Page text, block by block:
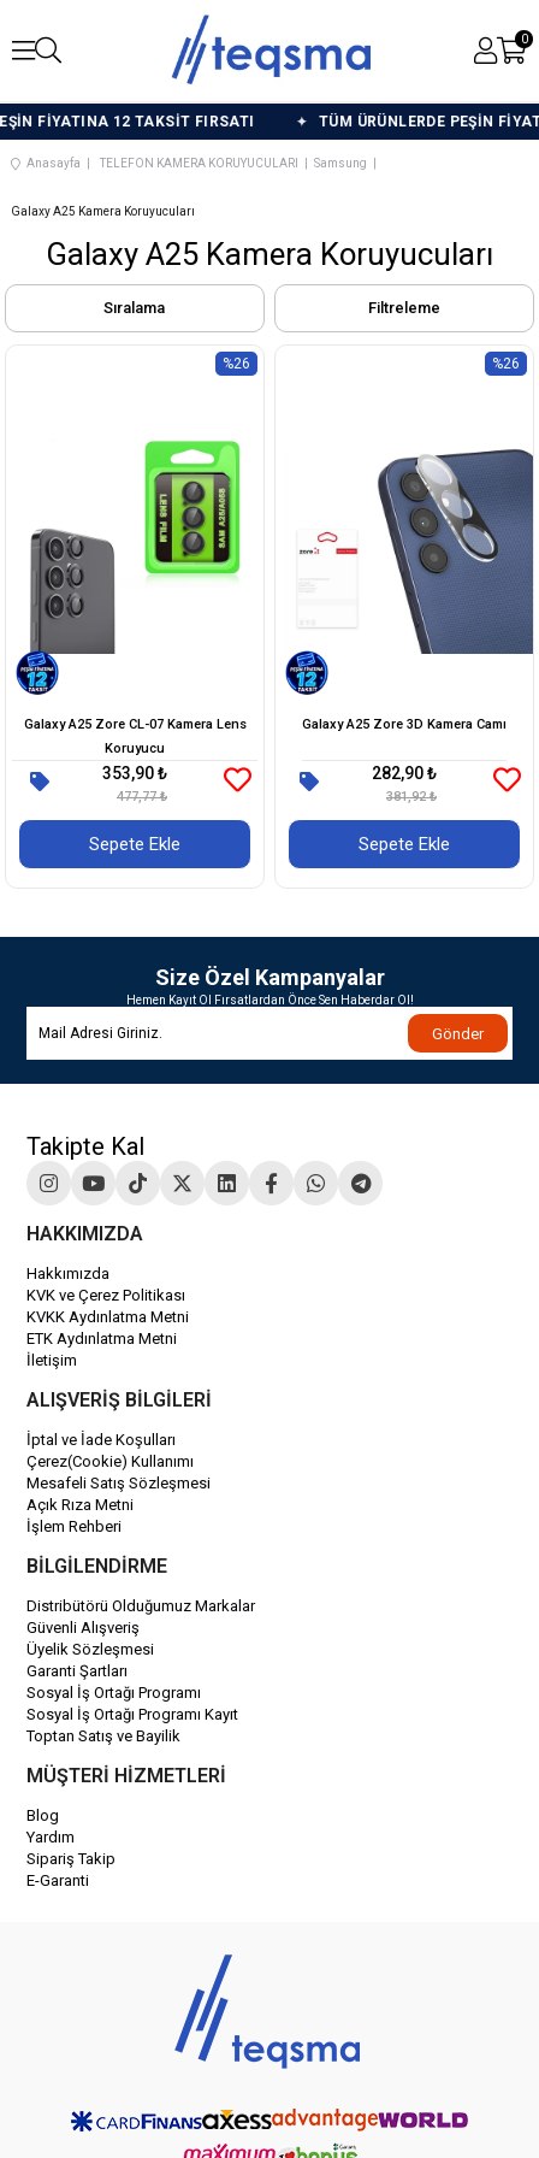
0
FİYATINA 12 TAKSİT FIRSATI TÜM ÜRÜNLERDE PEŞİN
Anasayfa TELEFON KAMERA KORUYUCULARI Samsung
Galaxy A25 Kamera Koruyucuları
Galaxy A25 Kamera Koruyucuları
Filtreleme
Sıralama
Galaxy A25 Zore CL-07 Kamera Lens
Koruyucu
353,90 ₺
477,77 ₺
Sepete Ekle
%26
Galaxy A25 Zore 3D Kamera Camı
282,90 ₺
381,92 ₺
Sepete Ekle
%26
Size Özel Kampanyalar
Hemen Kayıt Ol Fırsatlardan Önce Sen Haberdar Ol!
Gönder
Takipte Kal
HAKKIMIZDA
Hakkımızda
KVK ve Çerez Politikası
KVKK Aydınlatma Metni
ETK Aydınlatma Metni
İletişim
ALIŞVERİŞ BİLGİLERİ
İptal ve İade Koşulları
Çerez(Cookie) Kullanımı
Mesafeli Satış Sözleşmesi
Açık Rıza Metni
İşlem Rehberi
BİLGİLENDİRME
Distribütörü Olduğumuz Markalar
Güvenli Alışveriş
Üyelik Sözleşmesi
Garanti Şartları
Sosyal İş Ortağı Programı
Sosyal İş Ortağı Programı Kayıt
Toptan Satış ve Bayilik
MÜŞTERİ HİZMETLERİ
Blog
Yardım
Sipariş Takip
E-Garanti